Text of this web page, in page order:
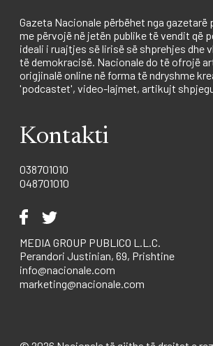
Gazeta Nacionale përbëhet nga
me përvojë në jetën publike të vendit që
ideali i ruajtjes së lirisë së shprehjes dhe
të demokracisë. Nacionale do të ofrojë
origjinalë online në forma të ndryshme
'podcastet', video-lajmet, artikujt
Kontakti
038701010
048701010
MEDIA GROUP PUBLICO L.L.C.
Perandori Justinian, 69, Prishtine
info@nacionale.com
marketing@nacionale.com